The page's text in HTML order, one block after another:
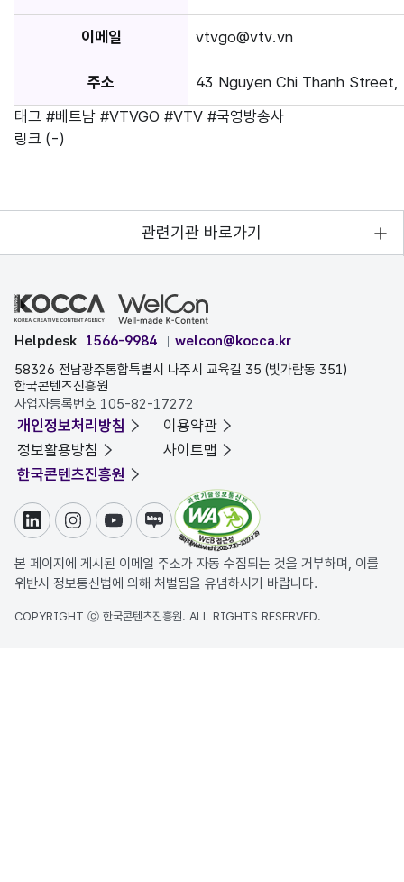
이메일 vtvgo@vtv.vn
주소
43 Nguyen Chi Thanh
태그 #베트남 #VTVGO #VTV #국영방송사
링크 (-)
관련기관 바로가기
Helpdesk 1566-9984
welcon@kocca.kr
58326 전남광주통합특별시 나주시 교육길 35 (빛가람동 351)
한국콘텐츠진흥원
사업자등록번호 105-82-17272
개인정보처리방침
이용약관
정보활용방침
사이트맵
한국콘텐츠진흥원
링크드인인스타그램
유튜브블로그
본 페이지에 게시된 이메일 주소가 자동 수집되는 것을 거부하며, 이를
위반시 정보통신법에 의해 처벌됨을 유념하시기 바랍니다.
COPYRIGHT ⓒ 한국콘텐츠진흥원. ALL RIGHTS RESERVED.